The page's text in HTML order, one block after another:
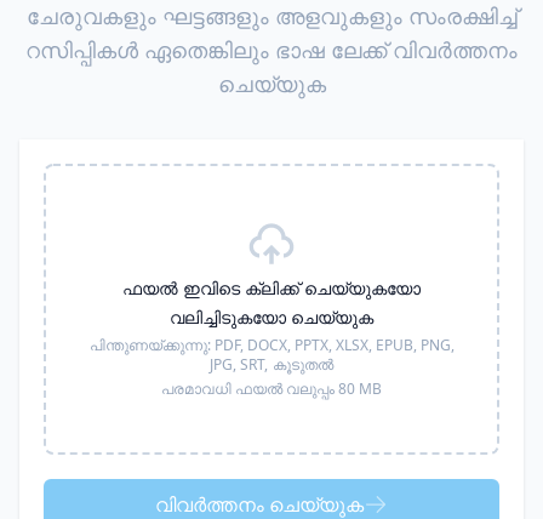
ചേരുവകളും ഘട്ടങ്ങളും അളവുകളും സംരക്ഷിച്ച്
റസിപ്പികൾ ഏതെങ്കിലും ഭാഷ ലേക്ക് വിവർത്തനം
ചെയ്യുക
ഫയൽ ഇവിടെ ക്ലിക്ക് ചെയ്യുകയോ
വലിച്ചിടുകയോ ചെയ്യുക
പിന്തുണയ്ക്കുന്നു: PDF, DOCX, PPTX, XLSX, EPUB, PNG,
JPG, SRT, കൂടുതൽ
പരമാവധി ഫയൽ വലുപ്പം 80 MB
വിവർത്തനം ചെയ്യുക